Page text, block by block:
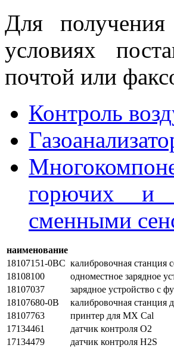
Для
условиях
почтой или
Контроль
горючих и
сменными
наименование
18107151-0BC калибровочная
18108100
одноместное зарядное
18107037
зарядное устройство с
18107680-0B
калибровочная
18107763
принтер для MX Cal
17134461
датчик контроля O2
17134479
датчик контроля H2S